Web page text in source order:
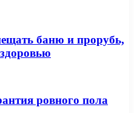
баню и прорубь,
ровного пола